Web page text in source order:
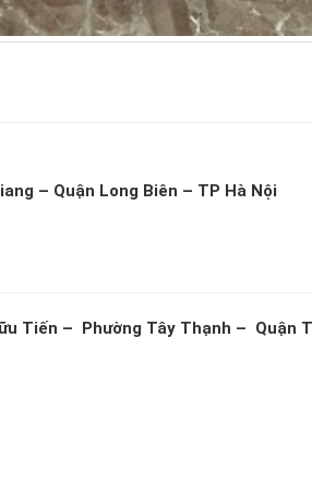
– Quận Long Biên – TP Hà Nội
Tiến – Phường Tây Thạnh – Quận